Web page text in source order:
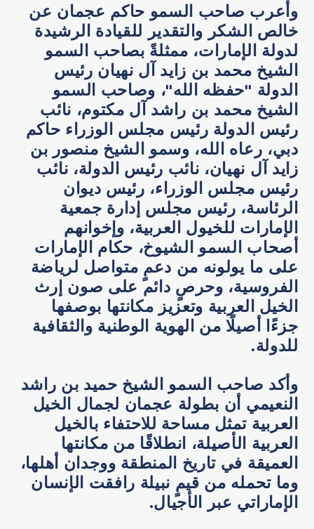
وأعرب صاحب السمو حاكم عجمان عن
خالص الشكر والتقدير للقيادة الرشيدة
لدولة الإمارات، ممثلةً بصاحب السمو
الشيخ محمد بن زايد آل نهيان رئيس
الدولة "حفظه الله"، وصاحب السمو
الشيخ محمد بن راشد آل مكتوم، نائب
رئيس الدولة رئيس مجلس الوزراء حاكم
دبي، رعاه الله، وسمو الشيخ منصور بن
زايد آل نهيان، نائب رئيس الدولة، نائب
رئيس مجلس الوزراء، رئيس ديوان
الرئاسة، رئيس مجلس إدارة جمعية
الإمارات للخيول العربية، وإخوانهم
أصحاب السمو الشيوخ، حكام الإمارات
على ما يولونه من دعمٍ متواصل لرياضة
الفروسية، وحرصٍ دائم على صون إرث
الخيل العربية وتعزيز مكانتها بوصفها
جزءًا أصيلًا من الهوية الوطنية والثقافية
للدولة.
وأكد صاحب السمو الشيخ حميد بن راشد
النعيمي أن بطولة عجمان لجمال الخيل
العربية تمثل مساحة للاحتفاء بالخيل
العربية الأصيلة، انطلاقًا من مكانتها
العميقة في تاريخ المنطقة ووجدان أهلها،
وما تحمله من قيمٍ نبيلة رافقت الإنسان
الإماراتي عبر الأجيال.